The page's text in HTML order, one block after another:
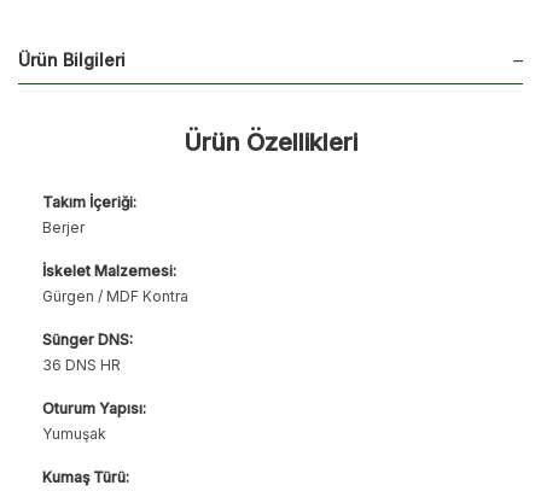
Ürün Bilgileri
Ürün Özellikleri
Takım İçeriği:
Berjer
İskelet Malzemesi:
Gürgen / MDF Kontra
Sünger DNS:
36 DNS HR
Oturum Yapısı:
Yumuşak
Kumaş Türü: